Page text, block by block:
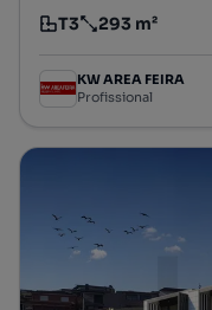
Tipologia
T3
Preço por metro
293 m²
KW AREA FEIRA
Profissional